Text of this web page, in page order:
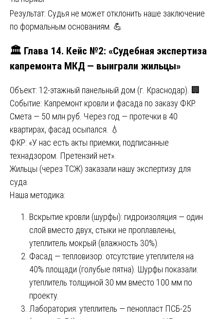
Результат: Судья не может отклонить наше заключение
по формальным основаниям. 💪
🏛️ Глава 14. Кейс №2: «Судебная экспертиза
капремонта МКД — выиграли жильцы»
Объект: 12-этажный панельный дом (г. Краснодар). 🏢
Событие: Капремонт кровли и фасада по заказу ФКР.
Смета — 50 млн руб. Через год — протечки в 40
квартирах, фасад осыпался. 💧
ФКР: «У нас есть акты приемки, подписанные
технадзором. Претензий нет».
Жильцы (через ТСЖ) заказали нашу экспертизу для
суда.
Наша методика:
Вскрытие кровли (шурфы): гидроизоляция — один
слой вместо двух, стыки не проплавлены,
утеплитель мокрый (влажность 30%).
Фасад — тепловизор: отсутствие утеплителя на
40% площади (голубые пятна). Шурфы показали:
утеплитель толщиной 30 мм вместо 100 мм по
проекту.
Лаборатория: утеплитель — пенопласт ПСБ-25